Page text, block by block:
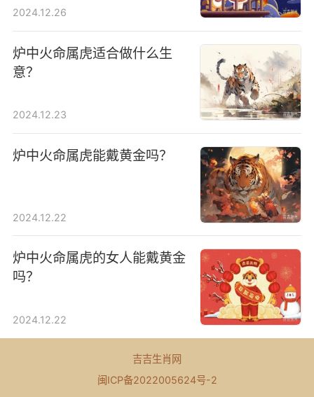
2024.12.26
炉中火命属虎适合做什么生
意？
2024.12.23
炉中火命属虎能戴黄金吗？
2024.12.22
炉中火命属虎的女人能戴黄金
吗？
2024.12.22
吉吉生肖网
闽ICP备2022005624号-2